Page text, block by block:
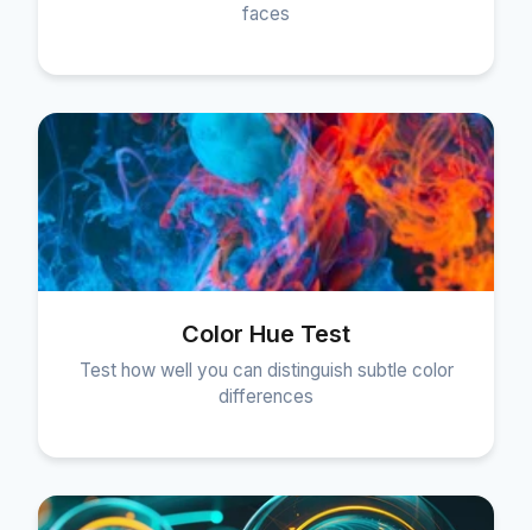
faces
Color Hue Test
Test how well you can distinguish subtle color
differences